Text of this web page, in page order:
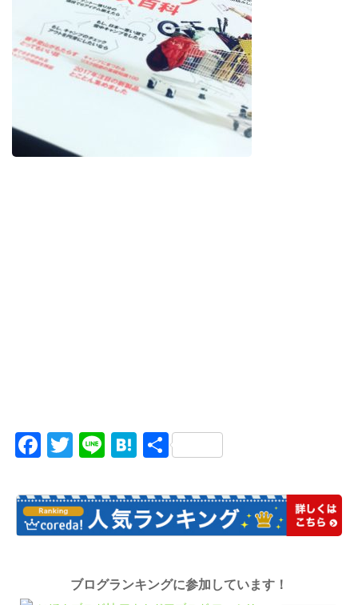
Facebook
Twitter
LineHatena
共
ブログランキングに参加しています！